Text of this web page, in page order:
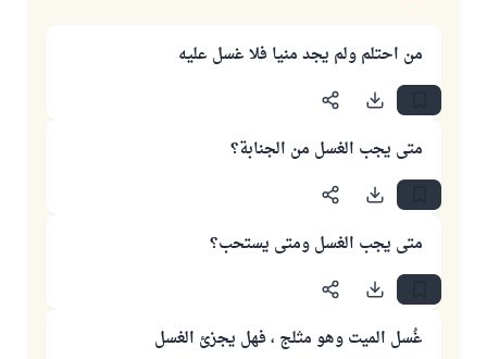
من احتلم ولم يجد منيا فلا غسل عليه
متى يجب الغسل من الجنابة؟
متى يجب الغسل ومتى يستحب؟
غُسل الميت وهو مثلج ، فهل يجزئ الغسل